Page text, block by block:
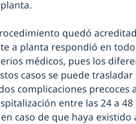
quedó
a planta respondió en todo
médicos, pues los
casos se puede trasladar
complicaciones precoces
entre las 24 a
caso de que haya existido